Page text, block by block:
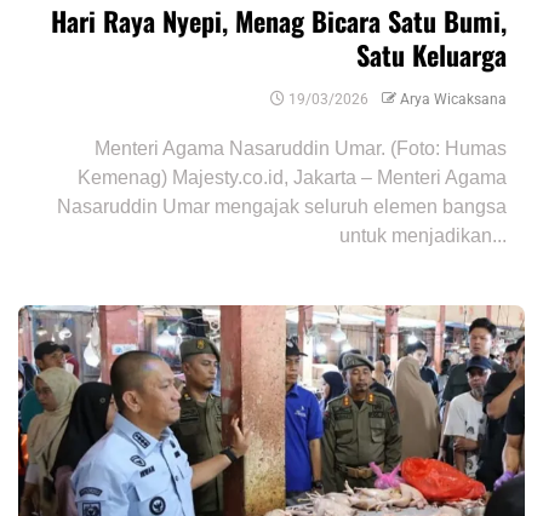
Hari Raya Nyepi, Menag Bicara Satu Bumi,
Satu Keluarga
19/03/2026 Arya Wicaksana
Menteri Agama Nasaruddin Umar. (Foto: Humas
Kemenag) Majesty.co.id, Jakarta – Menteri Agama
Nasaruddin Umar mengajak seluruh elemen bangsa
untuk menjadikan...